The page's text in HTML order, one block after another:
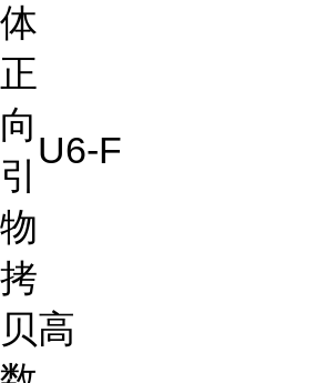
体
正
向
引
物
U6-F
拷
贝高